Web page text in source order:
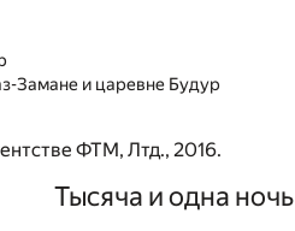
Замане и царевне Будур
ФТМ, Лтд., 2016.
Тысяча и одна ночь